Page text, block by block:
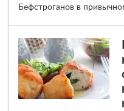
Бефстроганов в